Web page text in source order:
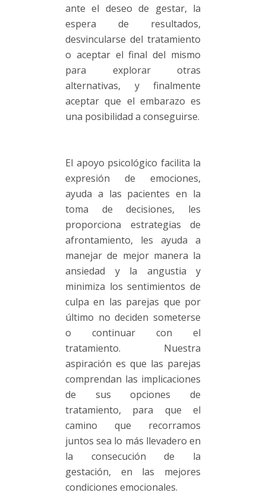
ante el deseo de gestar, la
espera de resultados,
desvincularse del tratamiento
o aceptar el final del mismo
para explorar otras
alternativas, y finalmente
aceptar que el embarazo es
una posibilidad a conseguirse.
El apoyo psicológico facilita la
expresión de emociones,
ayuda a las pacientes en la
toma de decisiones, les
proporciona estrategias de
afrontamiento, les ayuda a
manejar de mejor manera la
ansiedad y la angustia y
minimiza los sentimientos de
culpa en las parejas que por
último no deciden someterse
o continuar con el
tratamiento. Nuestra
aspiración es que las parejas
comprendan las implicaciones
de sus opciones de
tratamiento, para que el
camino que recorramos
juntos sea lo más llevadero en
la consecución de la
gestación, en las mejores
condiciones emocionales.